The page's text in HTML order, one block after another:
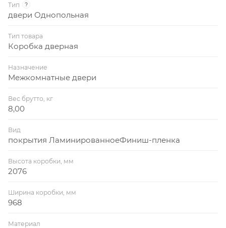
Тип ?
двери Однопольная
Тип товара
Коробка дверная
Назначение
Межкомнатные двери
Вес брутто, кг
8,00
Вид
покрытия ЛаминированноеФиниш-пленка
Высота коробки, мм
2076
Ширина коробки, мм
968
Материал